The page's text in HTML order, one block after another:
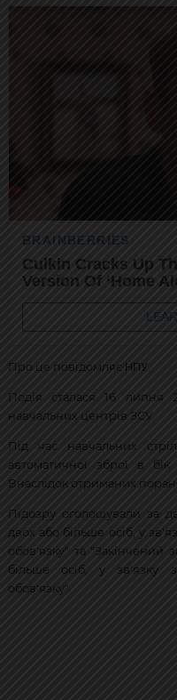
Про це повідомляє НПУ
Подія сталася 16 липня
навчальних центрів ЗСУ.
Під час навчальних
автоматичної зброї в бік
Внаслідок отриманих
Підозру оголошували за
двох або більше осіб, у
обов'язку" та "Закінчений
більше осіб, у зв'язку
обов'язку".